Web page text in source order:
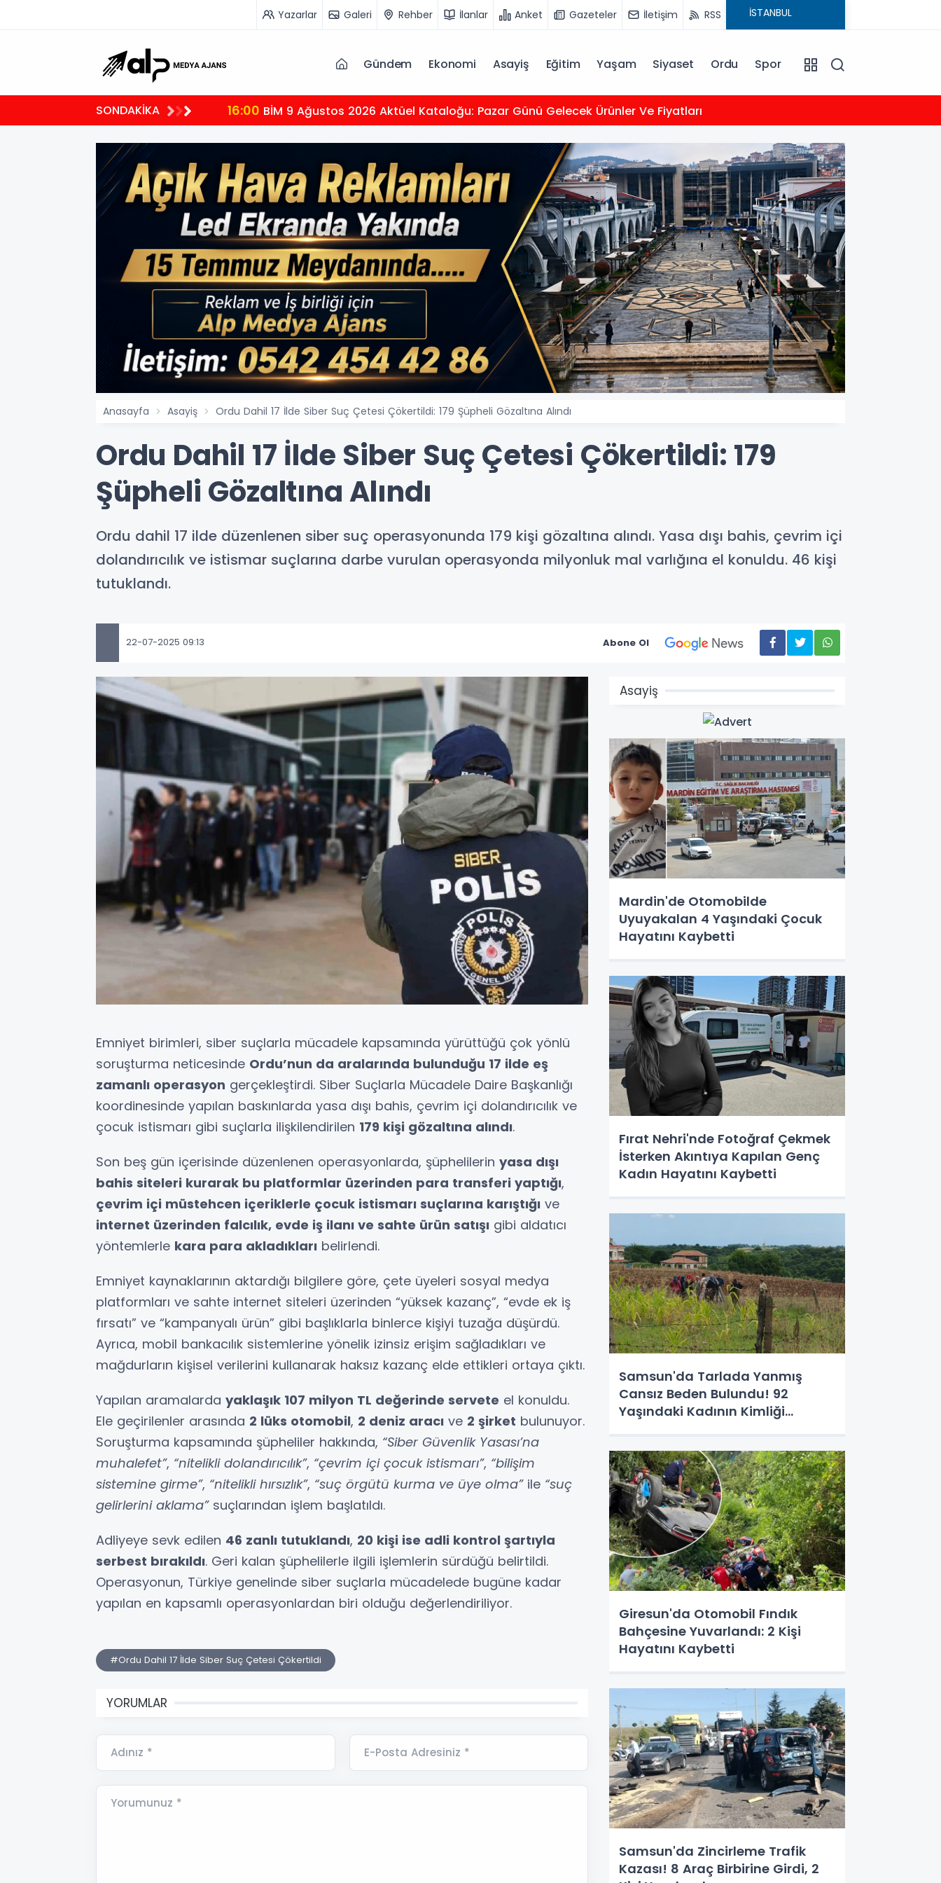
Yazarlar Galeri Rehber İlanlar Anket Gazeteler İletişim RSS
Gündem Ekonomi Asayiş Eğitim Yaşam Siyaset Ordu Spor
SONDAKİKA 16:00 BİM 9 Ağustos 2026 Aktüel Kataloğu: Pazar Günü Gelecek Ürünler Ve Fiyatları
Anasayfa Asayiş Ordu Dahil 17 İlde Siber Suç Çetesi Çökertildi: 179 Şüpheli Gözaltına Alındı
Ordu Dahil 17 İlde Siber Suç Çetesi Çökertildi: 179
Şüpheli Gözaltına Alındı
Ordu dahil 17 ilde düzenlenen siber suç operasyonunda 179 kişi gözaltına alındı. Yasa dışı bahis, çevrim içi
dolandırıcılık ve istismar suçlarına darbe vurulan operasyonda milyonluk mal varlığına el konuldu. 46 kişi
tutuklandı.
22-07-2025 09:13 Abone Ol
Emniyet birimleri, siber suçlarla mücadele kapsamında yürüttüğü çok yönlü
soruşturma neticesinde Ordu’nun da aralarında bulunduğu 17 ilde eş
zamanlı operasyon gerçekleştirdi. Siber Suçlarla Mücadele Daire Başkanlığı
koordinesinde yapılan baskınlarda yasa dışı bahis, çevrim içi dolandırıcılık ve
çocuk istismarı gibi suçlarla ilişkilendirilen 179 kişi gözaltına alındı.
Son beş gün içerisinde düzenlenen operasyonlarda, şüphelilerin yasa dışı
bahis siteleri kurarak bu platformlar üzerinden para transferi yaptığı,
çevrim içi müstehcen içeriklerle çocuk istismarı suçlarına karıştığı ve
internet üzerinden falcılık, evde iş ilanı ve sahte ürün satışı gibi aldatıcı
yöntemlerle kara para akladıkları belirlendi.
Emniyet kaynaklarının aktardığı bilgilere göre, çete üyeleri sosyal medya
platformları ve sahte internet siteleri üzerinden “yüksek kazanç”, “evde ek iş
fırsatı” ve “kampanyalı ürün” gibi başlıklarla binlerce kişiyi tuzağa düşürdü.
Ayrıca, mobil bankacılık sistemlerine yönelik izinsiz erişim sağladıkları ve
mağdurların kişisel verilerini kullanarak haksız kazanç elde ettikleri ortaya çıktı.
Yapılan aramalarda yaklaşık 107 milyon TL değerinde servete el konuldu.
Ele geçirilenler arasında 2 lüks otomobil, 2 deniz aracı ve 2 şirket bulunuyor.
Soruşturma kapsamında şüpheliler hakkında, “Siber Güvenlik Yasası’na
muhalefet”, “nitelikli dolandırıcılık”, “çevrim içi çocuk istismarı”, “bilişim
sistemine girme”, “nitelikli hırsızlık”, “suç örgütü kurma ve üye olma”ile “suç
gelirlerini aklama”suçlarından işlem başlatıldı.
Adliyeye sevk edilen 46 zanlı tutuklandı, 20 kişi ise adli kontrol şartıyla
serbest bırakıldı. Geri kalan şüphelilerle ilgili işlemlerin sürdüğü belirtildi.
Operasyonun, Türkiye genelinde siber suçlarla mücadelede bugüne kadar
yapılan en kapsamlı operasyonlardan biri olduğu değerlendiriliyor.
#Ordu Dahil 17 İlde Siber Suç Çetesi Çökertildi
YORUMLAR
Adınız * E-Posta Adresiniz *
Yorumunuz *
Asayiş
Mardin'de Otomobilde
Uyuyakalan 4 Yaşındaki Çocuk
Hayatını Kaybetti
Fırat Nehri'nde Fotoğraf Çekmek
İsterken Akıntıya Kapılan Genç
Kadın Hayatını Kaybetti
Samsun'da Tarlada Yanmış
Cansız Beden Bulundu! 92
Yaşındaki Kadının Kimliği
Giresun'da Otomobil Fındık
Bahçesine Yuvarlandı: 2 Kişi
Hayatını Kaybetti
Samsun'da Zincirleme Trafik
Kazası! 8 Araç Birbirine Girdi, 2